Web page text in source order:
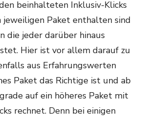
beinhalteten Inklusiv-Klicks
jeweiligen Paket enthalten sind
die jeder darüber hinaus
Hier ist vor allem darauf zu
aus Erfahrungswerten
Paket das Richtige ist und ab
auf ein höheres Paket mit
rechnet. Denn bei einigen